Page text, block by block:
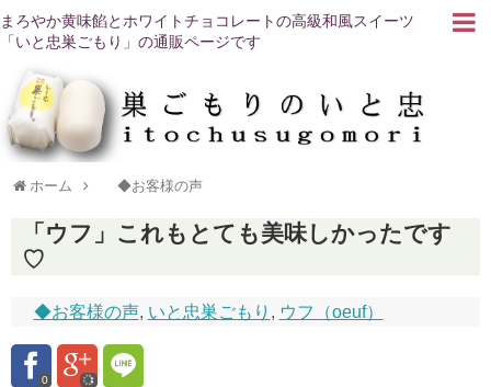
まろやか黄味餡とホワイトチョコレートの高級和風スイーツ
「いと忠巣ごもり」の通販ページです
ホーム ◆お客様の声
「ウフ」これもとても美味しかったです
♡
◆お客様の声, いと忠巣ごもり , ウフ（oeuf）
0